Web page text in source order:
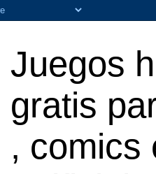
Juegos
gratis
, comics